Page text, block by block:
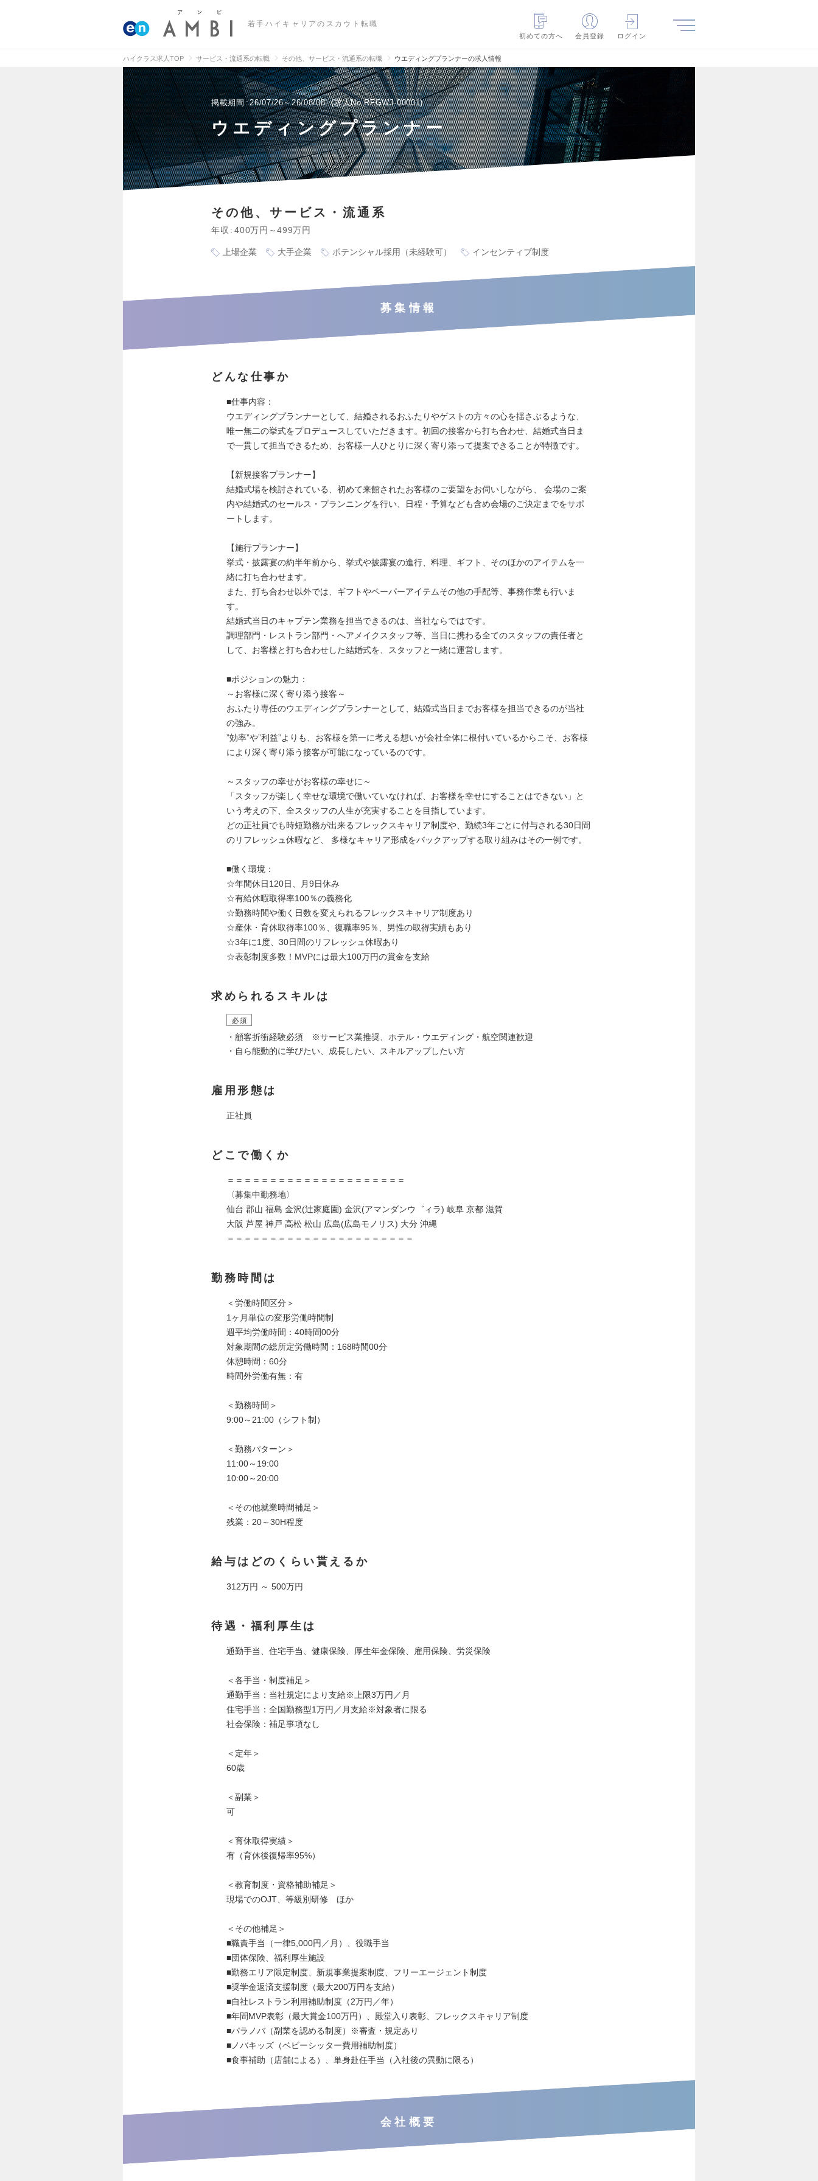
若手ハイキャリアのスカウト転職
初めての方へ
会員登録 ログイン
ハイクラス求人TOP サービス・流通系の転職 その他、サービス・流通系の転職 ウエディングプランナーの求人情報
掲載期間 26/07/26～26/08/08 求人No.RFGWJ-00001
ウエディングプランナー
その他、サービス・流通系
年収 400万円～499万円
上場企業 大手企業 ポテンシャル採用（未経験可） インセンティブ制度
募集情報
どんな仕事か
■仕事内容：
ウエディングプランナーとして、結婚されるおふたりやゲストの方々の心を揺さぶるような、
唯一無二の挙式をプロデュースしていただきます。初回の接客から打ち合わせ、結婚式当日ま
で一貫して担当できるため、お客様一人ひとりに深く寄り添って提案できることが特徴です。
【新規接客プランナー】
結婚式場を検討されている、初めて来館されたお客様のご要望をお伺いしながら、 会場のご案
内や結婚式のセールス・プランニングを行い、日程・予算なども含め会場のご決定までをサポ
ートします。
【施行プランナー】
挙式・披露宴の約半年前から、挙式や披露宴の進行、料理、ギフト、そのほかのアイテムを一
緒に打ち合わせます。
また、打ち合わせ以外では、ギフトやペーパーアイテムその他の手配等、事務作業も行いま
す。
結婚式当日のキャプテン業務を担当できるのは、当社ならではです。
調理部門・レストラン部門・へアメイクスタッフ等、当日に携わる全てのスタッフの責任者と
して、お客様と打ち合わせした結婚式を、スタッフと一緒に運営します。
■ポジションの魅力：
～お客様に深く寄り添う接客～
おふたり専任のウエディングプランナーとして、結婚式当日までお客様を担当できるのが当社
の強み。
”効率”や”利益”よりも、お客様を第一に考える想いが会社全体に根付いているからこそ、お客様
により深く寄り添う接客が可能になっているのです。
～スタッフの幸せがお客様の幸せに～
「スタッフが楽しく幸せな環境で働いていなければ、お客様を幸せにすることはできない」と
いう考えの下、全スタッフの人生が充実することを目指しています。
どの正社員でも時短勤務が出来るフレックスキャリア制度や、勤続3年ごとに付与される30日間
のリフレッシュ休暇など、 多様なキャリア形成をバックアップする取り組みはその一例です。
■働く環境：
☆年間休日120日、月9日休み
☆有給休暇取得率100％の義務化
☆勤務時間や働く日数を変えられるフレックスキャリア制度あり
☆産休・育休取得率100％、復職率95％、男性の取得実績もあり
☆3年に1度、30日間のリフレッシュ休暇あり
☆表彰制度多数！MVPには最大100万円の賞金を支給
求められるスキルは
必須
・顧客折衝経験必須 ※サービス業推奨、ホテル・ウエディング・航空関連歓迎
・自ら能動的に学びたい、成長したい、スキルアップしたい方
雇用形態は
正社員
どこで働くか
＝＝＝＝＝＝＝＝＝＝＝＝＝＝＝＝＝＝＝＝＝
〈募集中勤務地〉
仙台 郡山 福島 金沢(辻家庭園) 金沢(アマンダンウ゛ィラ) 岐阜 京都 滋賀
大阪 芦屋 神戸 高松 松山 広島(広島モノリス) 大分 沖縄
＝＝＝＝＝＝＝＝＝＝＝＝＝＝＝＝＝＝＝＝＝＝
勤務時間は
＜労働時間区分＞
1ヶ月単位の変形労働時間制
週平均労働時間：40時間00分
対象期間の総所定労働時間：168時間00分
休憩時間：60分
時間外労働有無：有
＜勤務時間＞
9:00～21:00（シフト制）
＜勤務パターン＞
11:00～19:00
10:00～20:00
＜その他就業時間補足＞
残業：20～30H程度
給与はどのくらい貰えるか
312万円 ～ 500万円
待遇・福利厚生は
通勤手当、住宅手当、健康保険、厚生年金保険、雇用保険、労災保険
＜各手当・制度補足＞
通勤手当：当社規定により支給※上限3万円／月
住宅手当：全国勤務型1万円／月支給※対象者に限る
社会保険：補足事項なし
＜定年＞
60歳
＜副業＞
可
＜育休取得実績＞
有（育休後復帰率95%）
＜教育制度・資格補助補足＞
現場でのOJT、等級別研修 ほか
＜その他補足＞
■職責手当（一律5,000円／月）、役職手当
■団体保険、福利厚生施設
■勤務エリア限定制度、新規事業提案制度、フリーエージェント制度
■奨学金返済支援制度（最大200万円を支給）
■自社レストラン利用補助制度（2万円／年）
■年間MVP表彰（最大賞金100万円）、殿堂入り表彰、フレックスキャリア制度
■パラノバ（副業を認める制度）※審査・規定あり
■ノバキッズ（ベビーシッター費用補助制度）
■食事補助（店舗による）、単身赴任手当（入社後の異動に限る）
会社概要